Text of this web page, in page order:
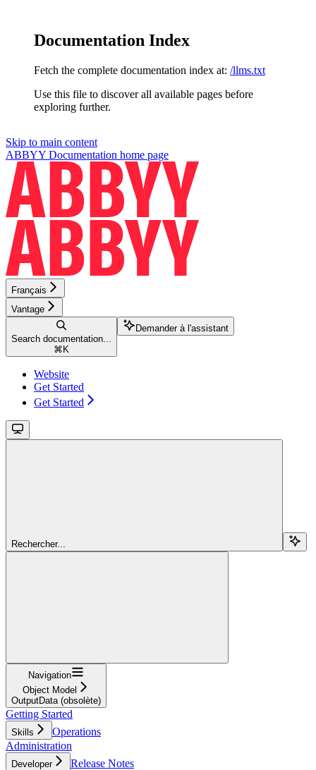
Documentation Index
Fetch the complete documentation index at: /llms.txt
Use this file to discover all available pages before
exploring further.
Skip to main content
ABBYY Documentation home page
Français
Vantage
Search documentation...
⌘ K
Demander à l'assistant
Website
Get Started
Get Started
Rechercher...
Navigation
Object Model
OutputData (obsolète)
Getting Started
Skills
Operations
Administration
Developer Release Notes